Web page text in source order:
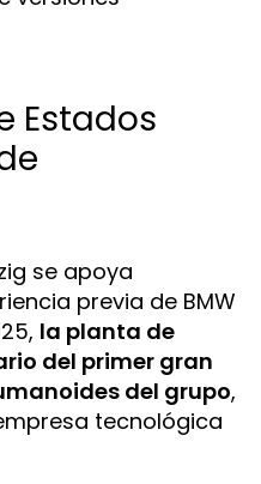
Estados
se apoya
previa de BMW
la planta de
del primer gran
del grupo,
tecnológica